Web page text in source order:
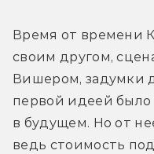
Время от времени
своим другом,
Вишером, задумки
первой идеей было
в будущем. Но от
ведь стоимость